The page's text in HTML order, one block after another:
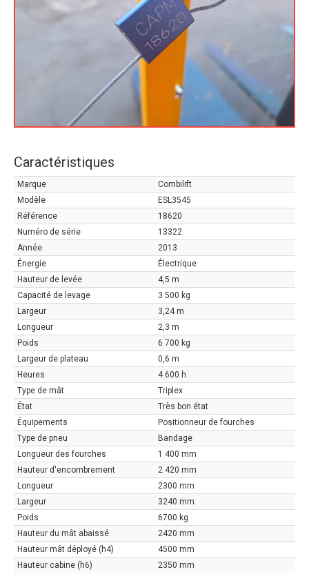
Caractéristiques
Marque
Combilift
Modèle
ESL3545
Référence
18620
Numéro de série
13322
Année
2013
Énergie
Électrique
Hauteur de levée
4,5 m
Capacité de levage
3 500 kg
Largeur
3,24 m
Longueur
2,3 m
Poids
6 700 kg
Largeur de plateau
0,6 m
Heures
4 600 h
Type de mât
Triplex
État
Très bon état
Équipements
Positionneur de fourches
Type de pneu
Bandage
Longueur des fourches
1 400 mm
Hauteur d'encombrement
2 420 mm
Longueur
2300 mm
Largeur
3240 mm
Poids
6700 kg
Hauteur du mât abaissé
2420 mm
Hauteur mât déployé (h4)
4500 mm
Hauteur cabine (h6)
2350 mm